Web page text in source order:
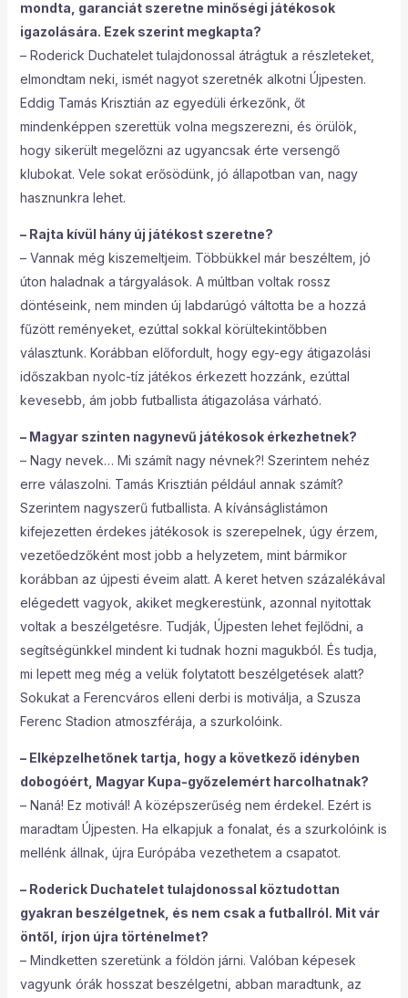
mondta, garanciát szeretne minőségi játékosok
igazolására. Ezek szerint megkapta?
– Roderick Duchatelet tulajdonossal átrágtuk a részleteket,
elmondtam neki, ismét nagyot szeretnék alkotni Újpesten.
Eddig Tamás Krisztián az egyedüli érkezőnk, őt
mindenképpen szerettük volna megszerezni, és örülök,
hogy sikerült megelőzni az ugyancsak érte versengő
klubokat. Vele sokat erősödünk, jó állapotban van, nagy
hasznunkra lehet.
– Rajta kívül hány új játékost szeretne?
– Vannak még kiszemeltjeim. Többükkel már beszéltem, jó
úton haladnak a tárgyalások. A múltban voltak rossz
döntéseink, nem minden új labdarúgó váltotta be a hozzá
fűzött reményeket, ezúttal sokkal körültekintőbben
választunk. Korábban előfordult, hogy egy-egy átigazolási
időszakban nyolc-tíz játékos érkezett hozzánk, ezúttal
kevesebb, ám jobb futballista átigazolása várható.
– Magyar szinten nagynevű játékosok érkezhetnek?
– Nagy nevek… Mi számít nagy névnek?! Szerintem nehéz
erre válaszolni. Tamás Krisztián például annak számít?
Szerintem nagyszerű futballista. A kívánságlistámon
kifejezetten érdekes játékosok is szerepelnek, úgy érzem,
vezetőedzőként most jobb a helyzetem, mint bármikor
korábban az újpesti éveim alatt. A keret hetven százalékával
elégedett vagyok, akiket megkerestünk, azonnal nyitottak
voltak a beszélgetésre. Tudják, Újpesten lehet fejlődni, a
segítségünkkel mindent ki tudnak hozni magukból. És tudja,
mi lepett meg még a velük folytatott beszélgetések alatt?
Sokukat a Ferencváros elleni derbi is motiválja, a Szusza
Ferenc Stadion atmoszférája, a szurkolóink.
– Elképzelhetőnek tartja, hogy a következő idényben
dobogóért, Magyar Kupa-győzelemért harcolhatnak?
– Naná! Ez motivál! A középszerűség nem érdekel. Ezért is
maradtam Újpesten. Ha elkapjuk a fonalat, és a szurkolóink is
mellénk állnak, újra Európába vezethetem a csapatot.
– Roderick Duchatelet tulajdonossal köztudottan
gyakran beszélgetnek, és nem csak a futballról. Mit vár
öntől, írjon újra történelmet?
– Mindketten szeretünk a földön járni. Valóban képesek
vagyunk órák hosszat beszélgetni, abban maradtunk, az